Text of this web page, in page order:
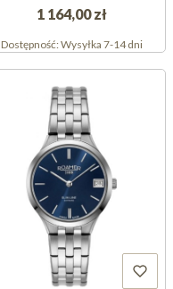
1 164,00 zł
Dostępność:Wysyłka 7-14 dni